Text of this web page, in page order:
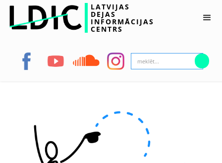
LATVIJAS
DEJAS
INFORMĀCIJAS
CENTRS